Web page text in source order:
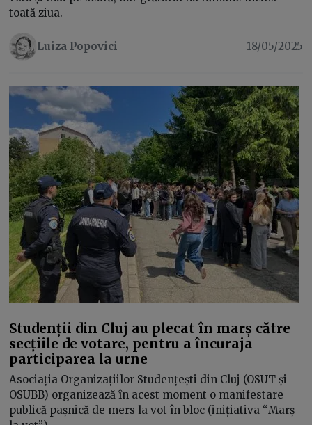
toată ziua.
Luiza Popovici 18/05/2025
Studenții din Cluj au plecat în marș către
secțiile de votare, pentru a încuraja
participarea la urne
Asociația Organizațiilor Studențești din Cluj (OSUT și
OSUBB) organizează în acest moment o manifestare
publică pașnică de mers la vot în bloc (inițiativa “Marș